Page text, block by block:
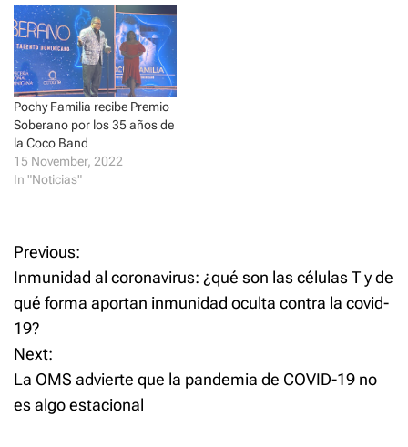
i
n
n
e
w
w
i
n
d
o
w
)
s
i
n
n
e
w
w
i
n
d
o
Pochy Familia recibe Premio
Soberano por los 35 años de
la Coco Band
15 November, 2022
In "Noticias"
P
o
s
t
n
Previous:
Inmunidad al coronavirus: ¿qué son las células T y de
qué forma aportan inmunidad oculta contra la covid-
19?
Next:
La OMS advierte que la pandemia de COVID-19 no
es algo estacional